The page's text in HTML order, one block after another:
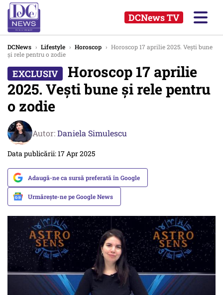
DCNews TV
DCNews › Lifestyle › Horoscop › Horoscop 17 aprilie 2025. Vești bune
și rele pentru o zodie
Horoscop 17 aprilie
2025. Vești bune și rele pentru
o zodie
Autor:Daniela Simulescu
Data publicării: 17 Apr 2025
Adaugă-ne ca sursă preferată în Google
Urmărește-ne pe Google News